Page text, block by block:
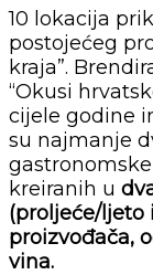
10 lokacija
postojećeg
kraja”.
“Okusi
cijele godine
su najmanje
kreiranih u
(proljeće/ljeto
proizvođača,
vina.